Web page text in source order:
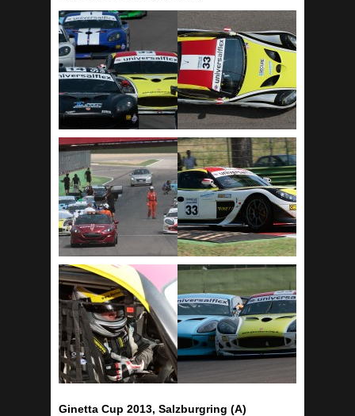
Ginetta Cup 2013, Salzburgring (A)